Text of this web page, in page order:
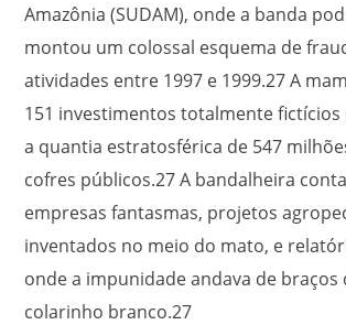
Amazônia (SUDAM), onde a banda
montou um colossal esquema de
atividades entre 1997 e 1999.27A
151 investimentos totalmente
a quantia estratosférica de 547
cofres públicos.27A bandalheira
empresas fantasmas, projetos
inventados no meio do mato, e
onde a impunidade andava de braços
colarinho branco.27